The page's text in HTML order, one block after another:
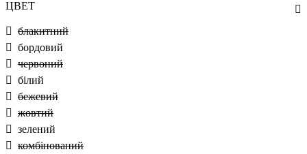
ЦВЕТ
блакитний
бордовий
червоний
білий
бежевий
жовтий
зелений
комбінований